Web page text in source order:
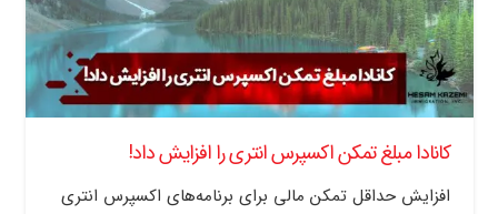
کانادا مبلغ تمکن اکسپرس انتری را افزایش داد!
افزایش حداقل تمکن مالی برای برنامه‌های اکسپرس انتری